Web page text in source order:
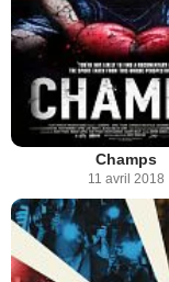
Champs
11 avril 2018